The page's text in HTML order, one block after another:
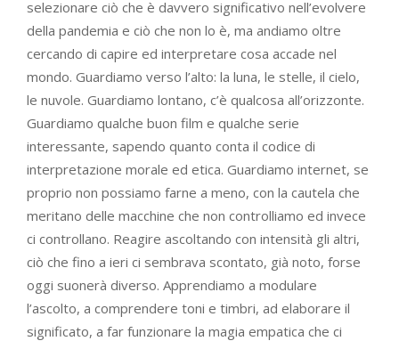
selezionare ciò che è davvero significativo nell’evolvere
della pandemia e ciò che non lo è, ma andiamo oltre
cercando di capire ed interpretare cosa accade nel
mondo. Guardiamo verso l’alto: la luna, le stelle, il cielo,
le nuvole. Guardiamo lontano, c’è qualcosa all’orizzonte.
Guardiamo qualche buon film e qualche serie
interessante, sapendo quanto conta il codice di
interpretazione morale ed etica. Guardiamo internet, se
proprio non possiamo farne a meno, con la cautela che
meritano delle macchine che non controlliamo ed invece
ci controllano. Reagire ascoltando con intensità gli altri,
ciò che fino a ieri ci sembrava scontato, già noto, forse
oggi suonerà diverso. Apprendiamo a modulare
l’ascolto, a comprendere toni e timbri, ad elaborare il
significato, a far funzionare la magia empatica che ci